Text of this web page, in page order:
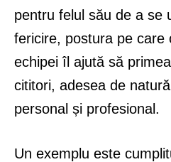
pentru felul său de a se
fericire, postura pe care
echipei îl ajută să
cititori, adesea de
personal și profesional.
Un exemplu este